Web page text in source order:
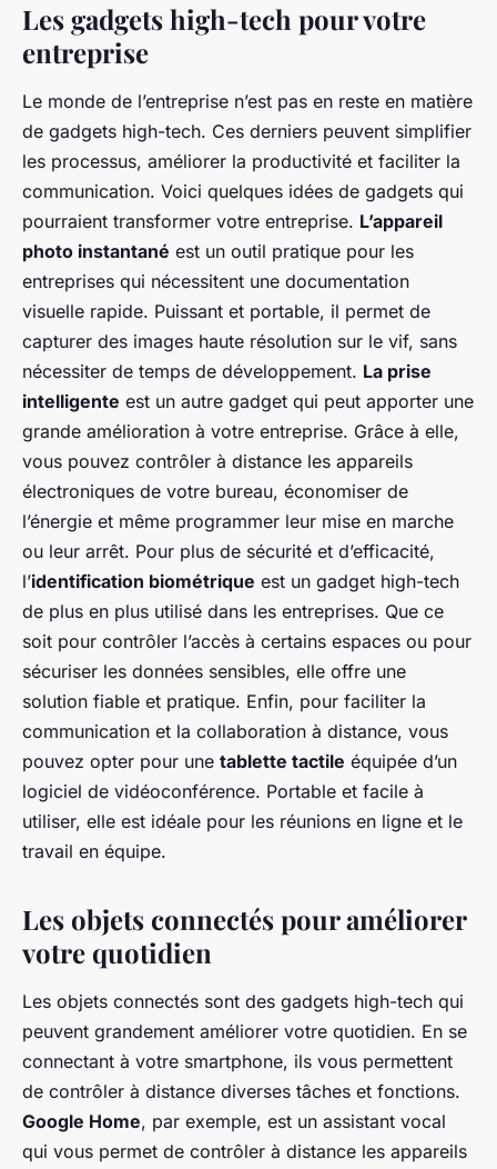
Les gadgets high-tech pour votre
entreprise
Le monde de l’entreprise n’est pas en reste en matière
de gadgets high-tech. Ces derniers peuvent simplifier
les processus, améliorer la productivité et faciliter la
communication. Voici quelques idées de gadgets qui
pourraient transformer votre entreprise. L’appareil
photo instantané est un outil pratique pour les
entreprises qui nécessitent une documentation
visuelle rapide. Puissant et portable, il permet de
capturer des images haute résolution sur le vif, sans
nécessiter de temps de développement. La prise
intelligente est un autre gadget qui peut apporter une
grande amélioration à votre entreprise. Grâce à elle,
vous pouvez contrôler à distance les appareils
électroniques de votre bureau, économiser de
l’énergie et même programmer leur mise en marche
ou leur arrêt. Pour plus de sécurité et d’efficacité,
l’identification biométrique est un gadget high-tech
de plus en plus utilisé dans les entreprises. Que ce
soit pour contrôler l’accès à certains espaces ou pour
sécuriser les données sensibles, elle offre une
solution fiable et pratique. Enfin, pour faciliter la
communication et la collaboration à distance, vous
pouvez opter pour une tablette tactile équipée d’un
logiciel de vidéoconférence. Portable et facile à
utiliser, elle est idéale pour les réunions en ligne et le
travail en équipe.
Les objets connectés pour améliorer
votre quotidien
Les objets connectés sont des gadgets high-tech qui
peuvent grandement améliorer votre quotidien. En se
connectant à votre smartphone, ils vous permettent
de contrôler à distance diverses tâches et fonctions.
Google Home, par exemple, est un assistant vocal
qui vous permet de contrôler à distance les appareils